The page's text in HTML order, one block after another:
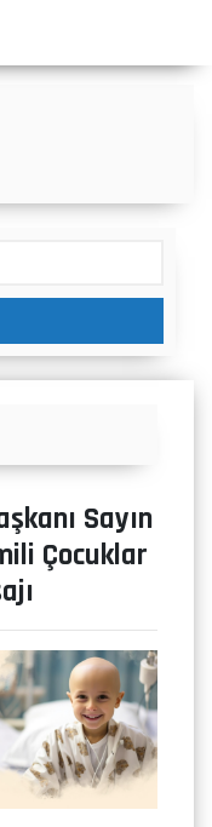
Sayın
Çocuklar